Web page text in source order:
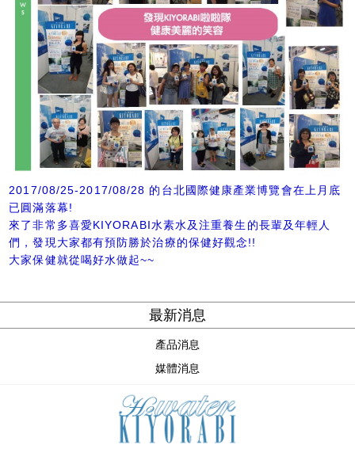
2017/08/25-2017/08/28 的台北國際健康產業博覽會在上月底
已圓滿落幕!
來了非常多喜愛KIYORABI水素水及注重養生的長輩及年輕人
們，發現大家都有預防勝於治療的保健好觀念!!
大家保健就從喝好水做起~~
最新消息
產品消息
媒體消息